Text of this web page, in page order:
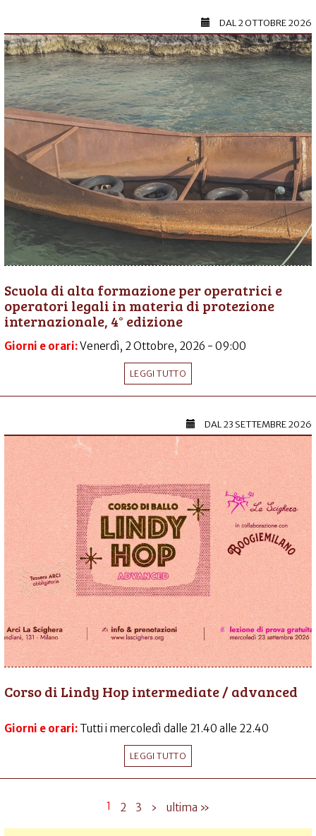
DAL2 OTTOBRE 2026
Scuola di alta formazione per operatrici e
operatori legali in materia di protezione
internazionale, 4° edizione
Giorni e orari:Venerdì, 2 Ottobre, 2026 - 09:00
LEGGI TUTTO
DAL23 SETTEMBRE 2026
Corso di Lindy Hop intermediate / advanced
Giorni e orari: Tutti i mercoledì dalle 21.40 alle 22.40
LEGGI TUTTO
1 2 3 › ultima »